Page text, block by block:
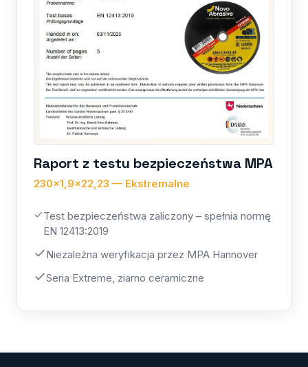
Raport z testu bezpieczeństwa MPA
230×1,9×22,23 — Ekstremalne
Test bezpieczeństwa zaliczony – spełnia normę
EN 12413:2019
Niezależna weryfikacja przez MPA Hannover
Seria Extreme, ziarno ceramiczne